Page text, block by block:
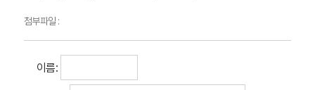
첨부파일 :
이름: